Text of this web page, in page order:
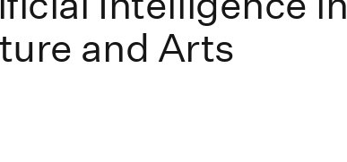
and Arts